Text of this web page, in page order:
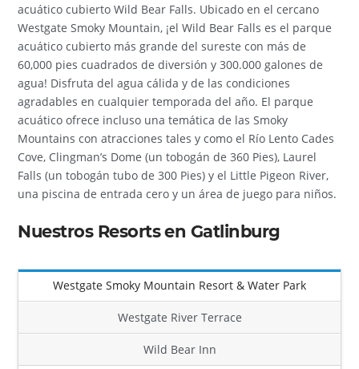
acuático cubierto Wild Bear Falls. Ubicado en el cercano
Westgate Smoky Mountain, ¡el Wild Bear Falls es el parque
acuático cubierto más grande del sureste con más de
60,000 pies cuadrados de diversión y 300.000 galones de
agua! Disfruta del agua cálida y de las condiciones
agradables en cualquier temporada del año. El parque
acuático ofrece incluso una temática de las Smoky
Mountains con atracciones tales y como el Río Lento Cades
Cove, Clingman’s Dome (un tobogán de 360 Pies), Laurel
Falls (un tobogán tubo de 300 Pies) y el Little Pigeon River,
una piscina de entrada cero y un área de juego para niños.
Nuestros Resorts en Gatlinburg
Westgate Smoky Mountain Resort & Water Park
Westgate River Terrace
Wild Bear Inn